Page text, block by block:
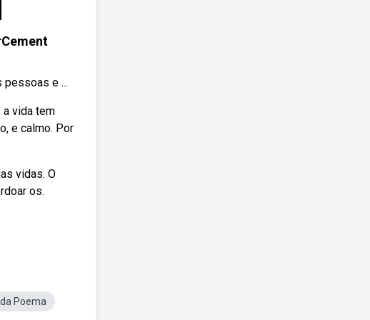
e ...
a vida tem
e calmo. Por
vidas. O
os.
Poema